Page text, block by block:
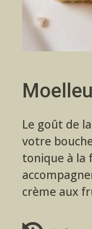
Le goût de
votre
tonique à la
crème aux